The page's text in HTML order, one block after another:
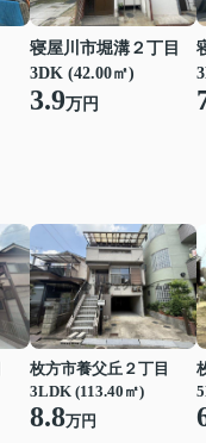
寝屋川市堀溝２丁目
3DK (42.00㎡)
3.9万円
枚方市養父丘２丁目
3LDK (113.40㎡)
8.8万円